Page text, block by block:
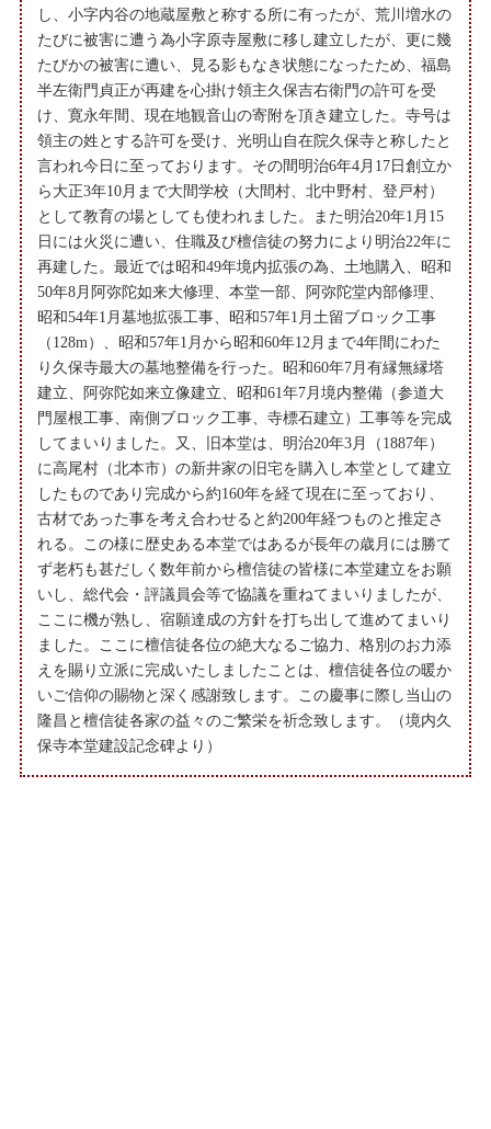
し、小字内谷の地蔵屋敷と称する所に有ったが、荒川増水の
たびに被害に遭う為小字原寺屋敷に移し建立したが、更に幾
たびかの被害に遭い、見る影もなき状態になったため、福島
半左衛門貞正が再建を心掛け領主久保吉右衛門の許可を受
け、寛永年間、現在地観音山の寄附を頂き建立した。寺号は
領主の姓とする許可を受け、光明山自在院久保寺と称したと
言われ今日に至っております。その間明治6年4月17日創立か
ら大正3年10月まで大間学校（大間村、北中野村、登戸村）
として教育の場としても使われました。また明治20年1月15
日には火災に遭い、住職及び檀信徒の努力により明治22年に
再建した。最近では昭和49年境内拡張の為、土地購入、昭和
50年8月阿弥陀如来大修理、本堂一部、阿弥陀堂内部修理、
昭和54年1月墓地拡張工事、昭和57年1月土留ブロック工事
（128m）、昭和57年1月から昭和60年12月まで4年間にわた
り久保寺最大の墓地整備を行った。昭和60年7月有縁無縁塔
建立、阿弥陀如来立像建立、昭和61年7月境内整備（参道大
門屋根工事、南側ブロック工事、寺標石建立）工事等を完成
してまいりました。又、旧本堂は、明治20年3月（1887年）
に高尾村（北本市）の新井家の旧宅を購入し本堂として建立
したものであり完成から約160年を経て現在に至っており、
古材であった事を考え合わせると約200年経つものと推定さ
れる。この様に歴史ある本堂ではあるが長年の歳月には勝て
ず老朽も甚だしく数年前から檀信徒の皆様に本堂建立をお願
いし、総代会・評議員会等で協議を重ねてまいりましたが、
ここに機が熟し、宿願達成の方針を打ち出して進めてまいり
ました。ここに檀信徒各位の絶大なるご協力、格別のお力添
えを賜り立派に完成いたしましたことは、檀信徒各位の暖か
いご信仰の賜物と深く感謝致します。この慶事に際し当山の
隆昌と檀信徒各家の益々のご繁栄を祈念致します。（境内久
保寺本堂建設記念碑より）